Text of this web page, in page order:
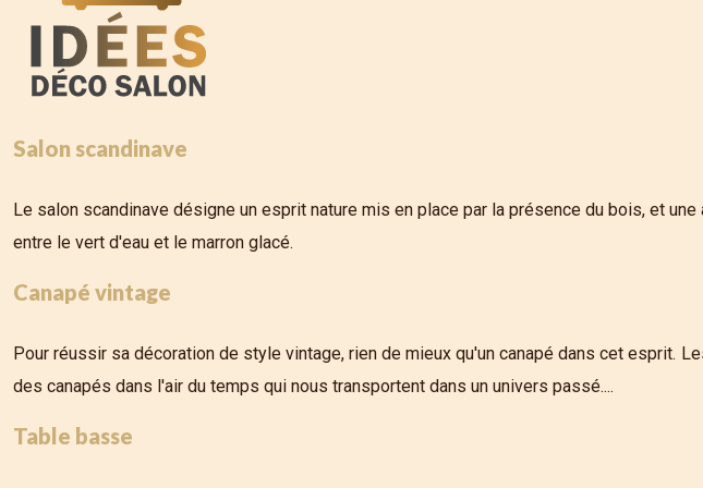
Salon scandinave
Le salon scandinave désigne un esprit nature mis en place par la présence du bois, et
entre le vert d'eau et le marron glacé.
Canapé vintage
Pour réussir sa décoration de style vintage, rien de mieux qu'un canapé dans cet esprit.
des canapés dans l'air du temps qui nous transportent dans un univers passé....
Table basse